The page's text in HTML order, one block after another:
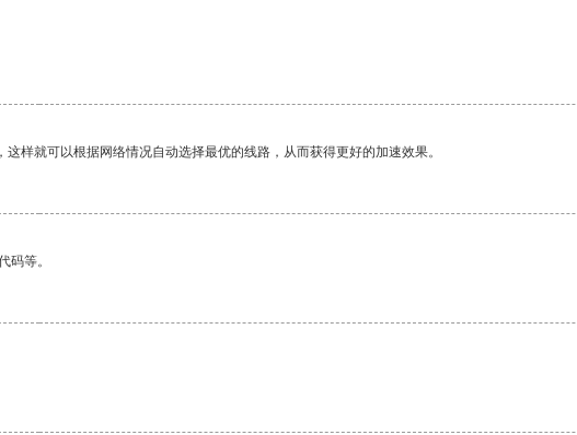
样就可以根据网络情况自动选择最优的线路，从而获得更好的加速效果。
码等。